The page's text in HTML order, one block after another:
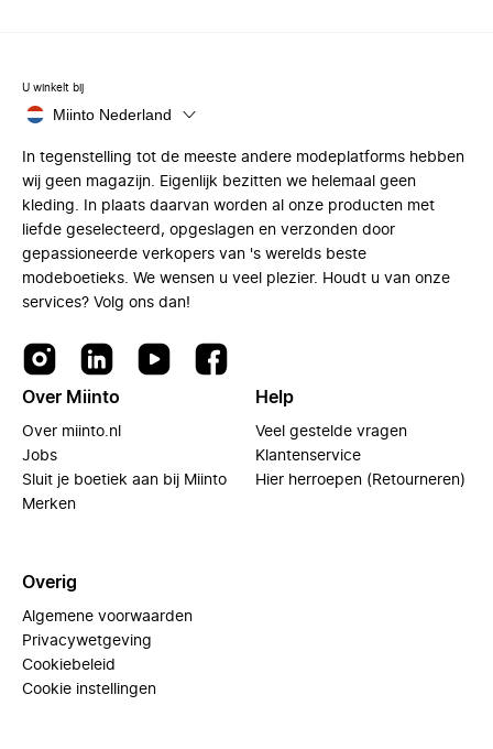
U winkelt bij
Miinto Nederland
In tegenstelling tot de meeste andere modeplatforms hebben
wij geen magazijn. Eigenlijk bezitten we helemaal geen
kleding. In plaats daarvan worden al onze producten met
liefde geselecteerd, opgeslagen en verzonden door
gepassioneerde verkopers van 's werelds beste
modeboetieks. We wensen u veel plezier. Houdt u van onze
services? Volg ons dan!
Over Miinto
Over miinto.nl
Jobs
Sluit je boetiek aan bij Miinto
Merken
Help
Veel gestelde vragen
Klantenservice
Hier herroepen (Retourneren)
Overig
Algemene voorwaarden
Privacywetgeving
Cookiebeleid
Cookie instellingen